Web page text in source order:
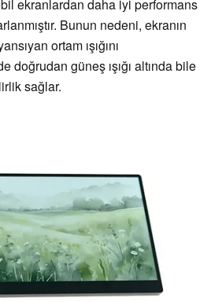
ekranlardan daha iyi performans
Bunun nedeni, ekranın
ortam ışığını
doğrudan güneş ışığı altında bile
sağlar.